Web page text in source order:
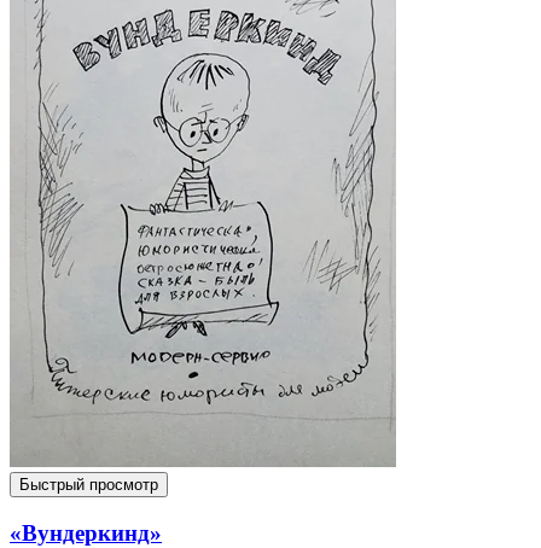
Быстрый просмотр
«Вундеркинд»